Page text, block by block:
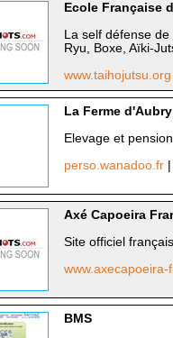
Ecole Française
La self défense
Ryu, Boxe, Aïki-
La Ferme d'Aubry
Elevage et
perso.wanadoo.fr
Axé Capoeira
Site officiel
BMS